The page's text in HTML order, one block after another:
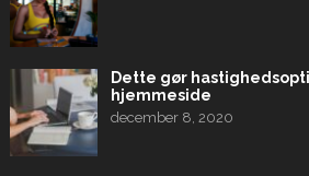
Dette gør
hjemmeside
december 8, 2020